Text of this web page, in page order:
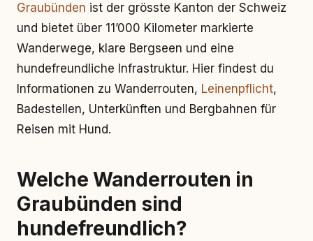
Graubünden ist der grösste Kanton der Schweiz
und bietet über 11’000 Kilometer markierte
Wanderwege, klare Bergseen und eine
hundefreundliche Infrastruktur. Hier findest du
Informationen zu Wanderrouten, Leinenpflicht,
Badestellen, Unterkünften und Bergbahnen für
Reisen mit Hund.
Welche Wanderrouten in
Graubünden sind
hundefreundlich?